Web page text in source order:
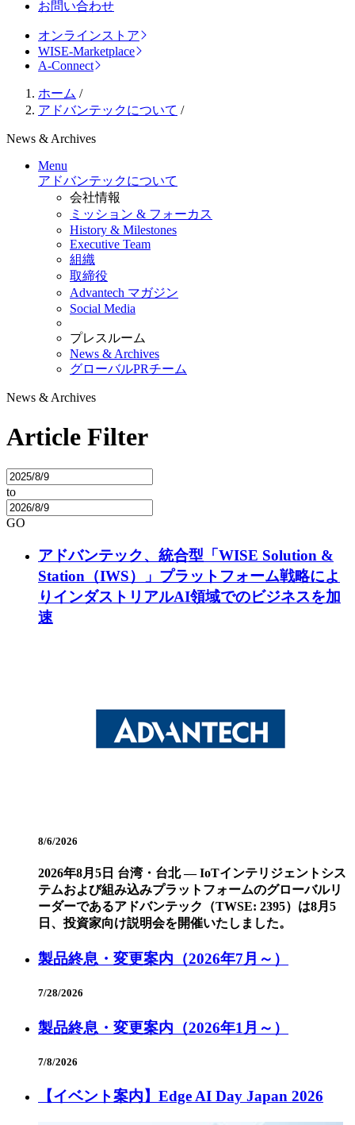
お問い合わせ
オンラインストア
WISE-Marketplace
A-Connect
ホーム /
アドバンテックについて /
News & Archives
Menu
アドバンテックについて
会社情報
ミッション & フォーカス
History & Milestones
Executive Team
組織
取締役
Advantech マガジン
Social Media
プレスルーム
News & Archives
グローバルPRチーム
News & Archives
Article Filter
to
GO
アドバンテック、統合型「WISE Solution &
Station（IWS）」プラットフォーム戦略によ
りインダストリアルAI領域でのビジネスを加
速
8/6/2026
2026年8月5日 台湾・台北 — IoTインテリジェントシス
テムおよび組み込みプラットフォームのグローバルリ
ーダーであるアドバンテック（TWSE: 2395）は8月5
日、投資家向け説明会を開催いたしました。
製品終息・変更案内（2026年7月～）
7/28/2026
製品終息・変更案内（2026年1月～）
7/8/2026
【イベント案内】Edge AI Day Japan 2026